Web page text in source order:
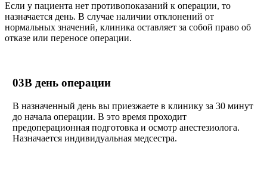
Если у пациента нет противопоказаний к операции, то
назначается день. В случае наличии отклонений от
нормальных значений, клиника оставляет за собой право об
отказе или переносе операции.
03В день операции
В назначенный день вы приезжаете в клинику за 30 минут
до начала операции. В это время проходит
предоперационная подготовка и осмотр анестезиолога.
Назначается индивидуальная медсестра.